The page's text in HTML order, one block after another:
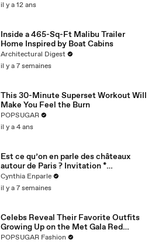
il y a 12 ans
Inside a 465-Sq-Ft Malibu Trailer
Home Inspired by Boat Cabins
Architectural Digest
il y a 7 semaines
This 30-Minute Superset Workout Will
Make You Feel the Burn
POPSUGAR
il y a 4 ans
Est ce qu’on en parle des châteaux
autour de Paris ? Invitation *
@dolceversailles
Cynthia Enparle
il y a 7 semaines
Celebs Reveal Their Favorite Outfits
Growing Up on the Met Gala Red
Carpet
POPSUGAR Fashion